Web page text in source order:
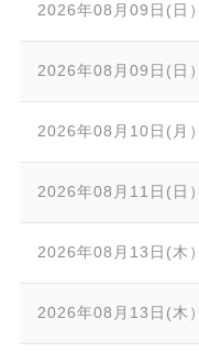
2026年08月09日(日）
2026年08月09日(日）
2026年08月10日(月）
2026年08月11日(日）
2026年08月13日(木）
2026年08月13日(木）